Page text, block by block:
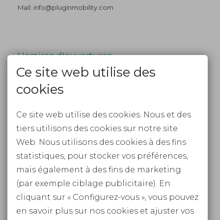
Mail: info@pluginmobility.com
Horaires d'ouvertures
de 9h à 19h. Appelez-nous pour un rendez-vous!
Rester informé
FACEBOOK
INSTAGRAM
BULLETIN
Ce site web utilise des
cookies
Ce site web utilise des cookies. Nous et des
tiers utilisons des cookies sur notre site
Web. Nous utilisons des cookies à des fins
statistiques, pour stocker vos préférences,
mais également à des fins de marketing
(par exemple ciblage publicitaire). En
cliquant sur « Configurez-vous », vous pouvez
en savoir plus sur nos cookies et ajuster vos